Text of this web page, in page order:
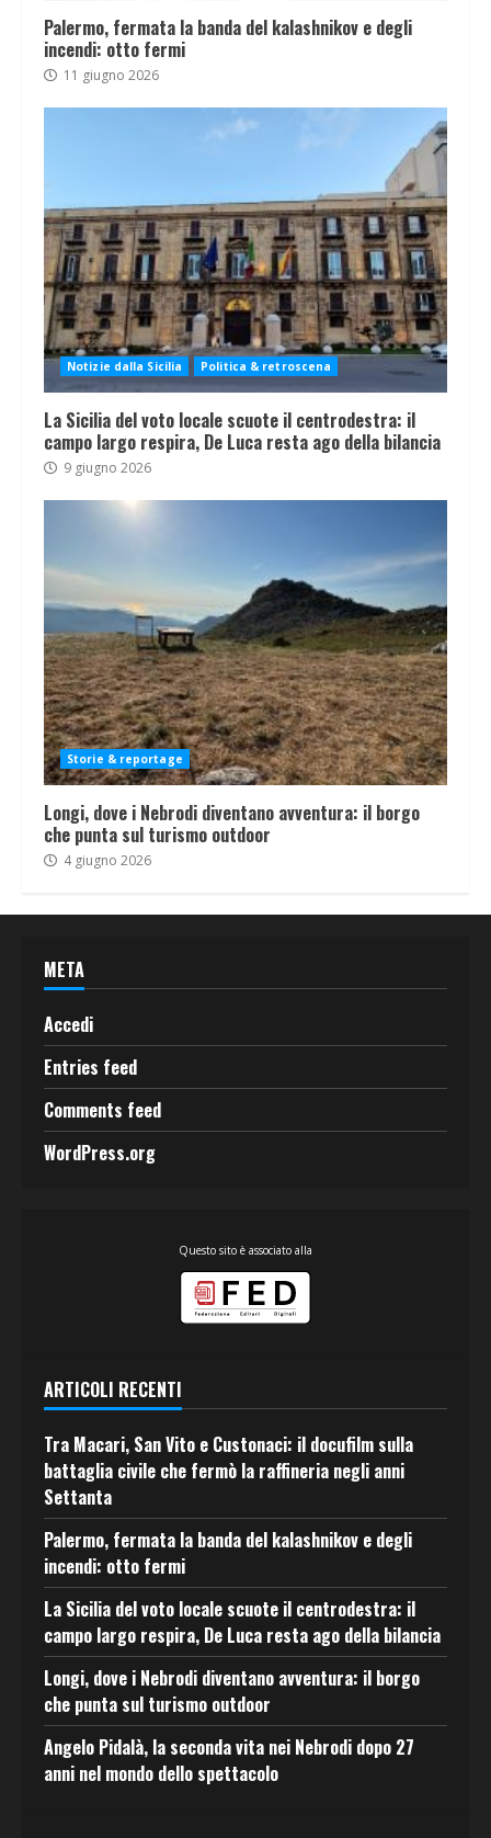
Palermo, fermata la banda del kalashnikov e degli
incendi: otto fermi
11 giugno 2026
Notizie dalla Sicilia Politica & retroscena
La Sicilia del voto locale scuote il centrodestra: il
campo largo respira, De Luca resta ago della bilancia
9 giugno 2026
Storie & reportage
Longi, dove i Nebrodi diventano avventura: il borgo
che punta sul turismo outdoor
4 giugno 2026
META
Accedi
Entries feed
Comments feed
WordPress.org
Questo sito è associato alla
ARTICOLI RECENTI
Tra Macari, San Vito e Custonaci: il docufilm sulla
battaglia civile che fermò la raffineria negli anni
Settanta
Palermo, fermata la banda del kalashnikov e degli
incendi: otto fermi
La Sicilia del voto locale scuote il centrodestra: il
campo largo respira, De Luca resta ago della bilancia
Longi, dove i Nebrodi diventano avventura: il borgo
che punta sul turismo outdoor
Angelo Pidalà, la seconda vita nei Nebrodi dopo 27
anni nel mondo dello spettacolo